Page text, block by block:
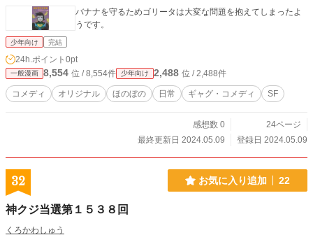
バナナを守るためゴリータは大変な問題を抱えてしまったよ
うです。
少年向け 完結
24h.ポイント 0pt
一般漫画 8,554 位 / 8,554件 少年向け 2,488 位 / 2,488件
コメディ オリジナル ほのぼの 日常 ギャグ・コメディ SF
感想数 0
24ページ
最終更新日 2024.05.09
登録日 2024.05.09
32 お気に入り追加 22
神クジ当選第１５３８回
くろかわしゅう